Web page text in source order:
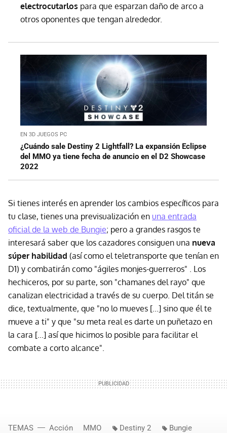
electrocutarlos para que esparzan daño de arco a
otros oponentes que tengan alrededor.
EN 3D JUEGOS PC
¿Cuándo sale Destiny 2 Lightfall? La expansión Eclipse
del MMO ya tiene fecha de anuncio en el D2 Showcase
2022
Si tienes interés en aprender los cambios específicos para
tu clase, tienes una previsualización en una entrada
oficial de la web de Bungie; pero a grandes rasgos te
interesará saber que los cazadores consiguen una nueva
súper habilidad (así como el teletransporte que tenían en
D1) y combatirán como "ágiles monjes-guerreros" . Los
hechiceros, por su parte, son "chamanes del rayo" que
canalizan electricidad a través de su cuerpo. Del titán se
dice, textualmente, que "no lo mueves [...] sino que él te
mueve a ti" y que "su meta real es darte un puñetazo en
la cara [...] así que hicimos lo posible para facilitar el
combate a corto alcance".
TEMAS Acción MMO Destiny 2 Bungie